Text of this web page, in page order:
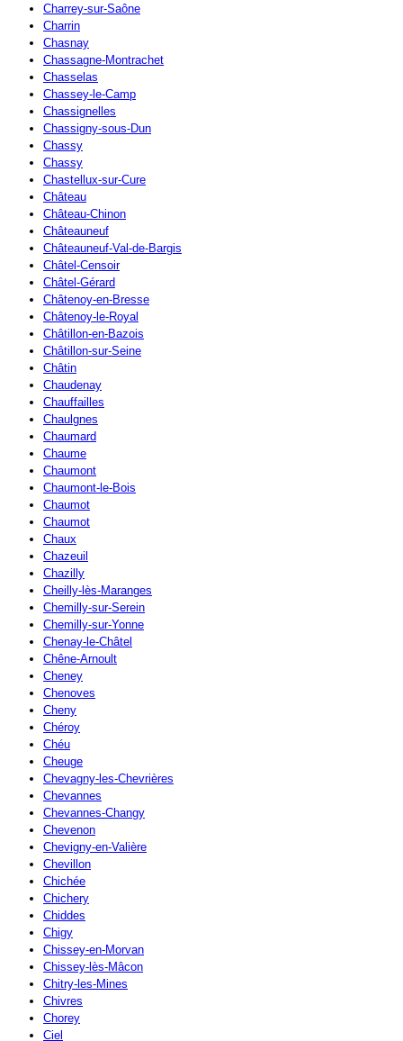
Charrey-sur-Saône
Charrin
Chasnay
Chassagne-Montrachet
Chasselas
Chassey-le-Camp
Chassignelles
Chassigny-sous-Dun
Chassy
Chassy
Chastellux-sur-Cure
Château
Château-Chinon
Châteauneuf
Châteauneuf-Val-de-Bargis
Châtel-Censoir
Châtel-Gérard
Châtenoy-en-Bresse
Châtenoy-le-Royal
Châtillon-en-Bazois
Châtillon-sur-Seine
Châtin
Chaudenay
Chauffailles
Chaulgnes
Chaumard
Chaume
Chaumont
Chaumont-le-Bois
Chaumot
Chaumot
Chaux
Chazeuil
Chazilly
Cheilly-lès-Maranges
Chemilly-sur-Serein
Chemilly-sur-Yonne
Chenay-le-Châtel
Chêne-Arnoult
Cheney
Chenoves
Cheny
Chéroy
Chéu
Cheuge
Chevagny-les-Chevrières
Chevannes
Chevannes-Changy
Chevenon
Chevigny-en-Valière
Chevillon
Chichée
Chichery
Chiddes
Chigy
Chissey-en-Morvan
Chissey-lès-Mâcon
Chitry-les-Mines
Chivres
Chorey
Ciel